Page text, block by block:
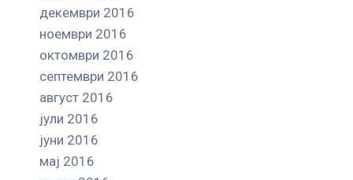
декември 2016
ноември 2016
октомври 2016
септември 2016
август 2016
јули 2016
јуни 2016
мај 2016